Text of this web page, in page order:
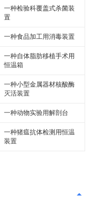
一种检验科覆盖式杀菌装
置
一种食品加工用消毒装置
一种自体脂肪移植手术用
恒温箱
一种小型金属器材核酸酶
灭活装置
一种动物实验用解剖台
一种猪瘟抗体检测用恒温
装置